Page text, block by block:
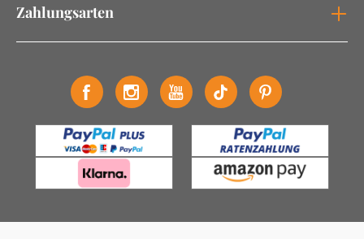
Zahlungsarten